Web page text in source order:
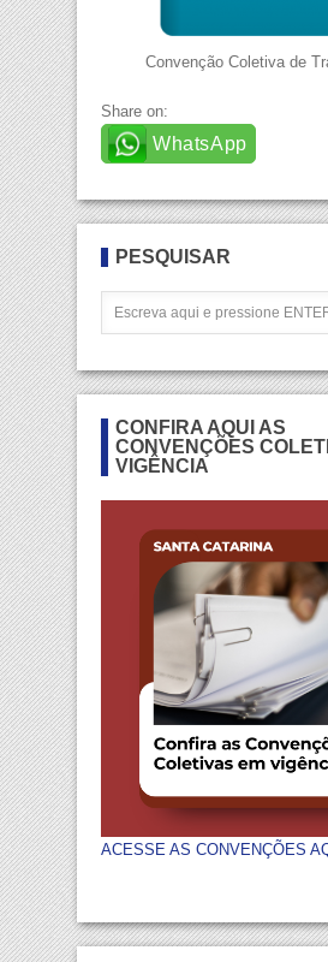
Convenção Coletiva de
Share on:
WhatsApp
PESQUISAR
CONFIRA AQUI AS
CONVENÇÕES
VIGÊNCIA
ACESSE AS CONVENÇÕES